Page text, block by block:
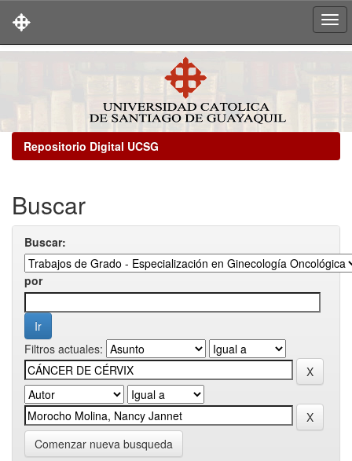
Repositorio Digital UCSG
Buscar
Buscar:
por
Filtros actuales:
Comenzar nueva busqueda